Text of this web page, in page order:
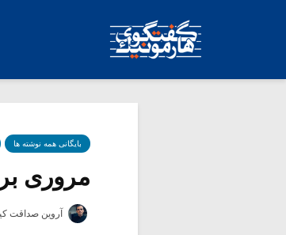
بایگانی همه نوشته ها
مروری
آروین صداقت